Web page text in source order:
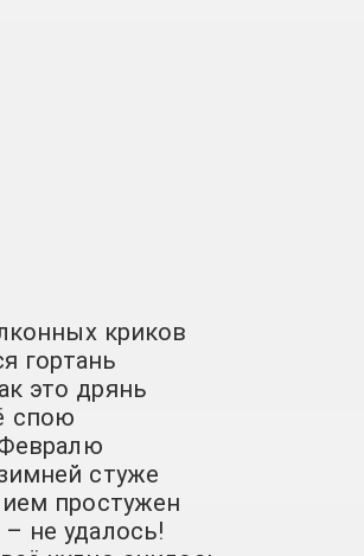
криков
гортань
это дрянь
спою
стуже
простужен
не удалось!